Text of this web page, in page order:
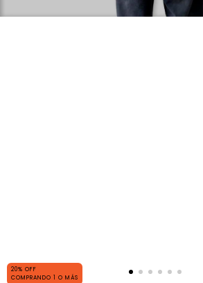
20% OFF
COMPRANDO 1 O MÁS